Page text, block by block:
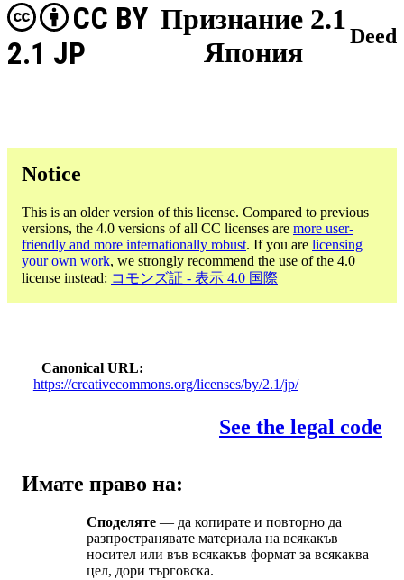
Признание 2.1
Япония
CC BY
2.1 JP
Deed
Notice
This is an older version of this license. Compared to previous
versions, the 4.0 versions of all CC licenses are more user-
friendly and more internationally robust. If you are licensing
your own work, we strongly recommend the use of the 4.0
license instead: コモンズ証 - 表示 4.0 国際
Canonical URL
https://creativecommons.org/licenses/by/2.1/jp/
See the legal code
Имате право на:
Споделяте — да копирате и повторно да
разпространявате материала на всякакъв
носител или във всякакъв формат за всякаква
цел, дори търговска.